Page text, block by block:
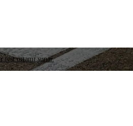
test ortamı sunar.